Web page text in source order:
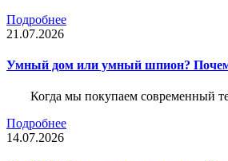
Подробнее
21.07.2026
Умный дом или умный шпион?
Когда мы покупаем современный
Подробнее
14.07.2026